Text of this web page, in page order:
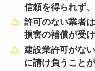
信頼を得られず
許可のない業者
損害の補償が受け
建設業許可がな
に請け負うことが